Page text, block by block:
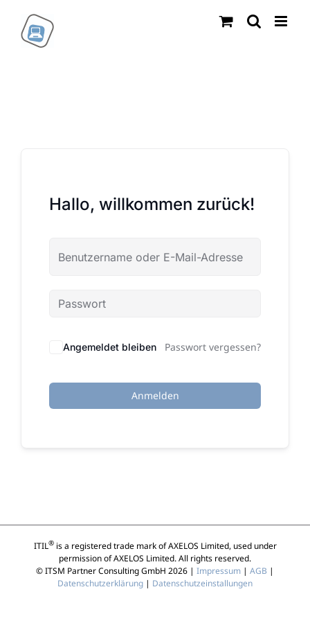
Inhalt
springen
Hallo, willkommen zurück!
Angemeldet bleiben Passwort vergessen?
Anmelden
ITIL®is a registered trade mark of AXELOS Limited, used under
permission of AXELOS Limited. All rights reserved.
© ITSM Partner Consulting GmbH 2026 | Impressum | AGB |
Datenschutzerklärung | Datenschutzeinstallungen